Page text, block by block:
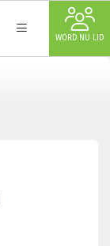
WORD NU LID